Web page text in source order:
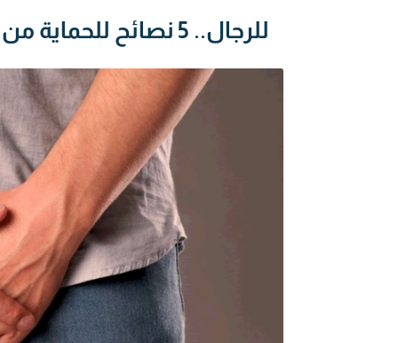
للرجال.. 5 نصائح للحماية من إكزيما كيس الصفن